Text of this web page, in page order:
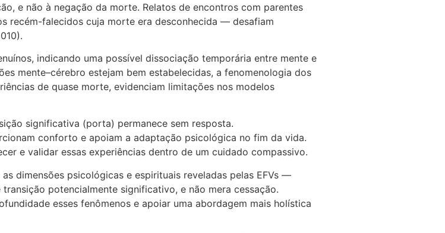
e não à negação da morte. Relatos de encontros com parentes
recém-falecidos cuja morte era desconhecida — desafiam
indicando uma possível dissociação temporária entre mente e
mente–cérebro estejam bem estabelecidas, a fenomenologia dos
de quase morte, evidenciam limitações nos modelos
significativa (porta) permanece sem resposta.
conforto e apoiam a adaptação psicológica no fim da vida.
e validar essas experiências dentro de um cuidado compassivo.
dimensões psicológicas e espirituais reveladas pelas EFVs —
potencialmente significativo, e não mera cessação.
esses fenômenos e apoiar uma abordagem mais holística